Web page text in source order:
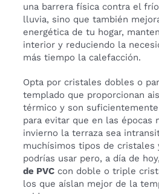
una barrera física contra el
lluvia, sino que también
energética de tu hogar,
interior y reduciendo la
más tiempo la calefacción.
Opta por cristales dobles o
templado que proporcionan
térmico y son
para evitar que en las épocas
invierno la terraza sea
muchísimos tipos de cristales
podrías usar pero, a día de
de PVC con doble o triple
los que aíslan mejor de la